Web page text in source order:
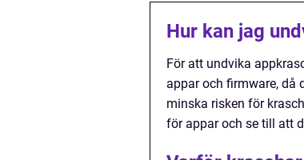
Hur kan jag
För att undvika
appar och firmware, då
minska risken för
för appar och se till att